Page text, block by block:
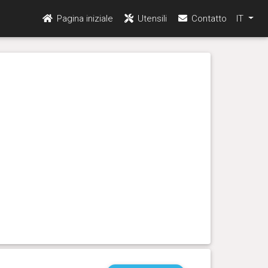
Pagina iniziale Utensili Contatto IT